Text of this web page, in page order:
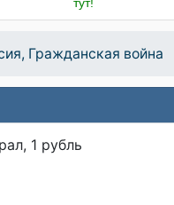
тут!
Гражданская война